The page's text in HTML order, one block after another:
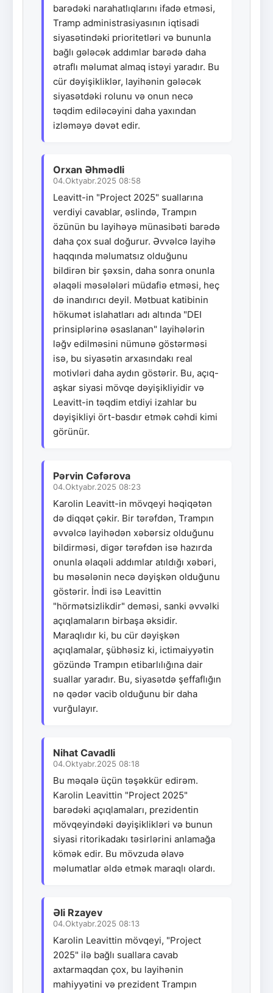
barədəki narahatlıqlarını ifadə etməsi,
Tramp administrasiyasının iqtisadi
siyasətindəki prioritetləri və bununla
bağlı gələcək addımlar barədə daha
ətraflı məlumat almaq istəyi yaradır. Bu
cür dəyişikliklər, layihənin gələcək
siyasətdəki rolunu və onun necə
təqdim ediləcəyini daha yaxından
izləməyə dəvət edir.
Orxan Əhmədli
04.Oktyabr.2025 08:58
Leavitt-in "Project 2025" suallarına
verdiyi cavablar, əslində, Trampın
özünün bu layihəyə münasibəti barədə
daha çox sual doğurur. Əvvəlcə layihə
haqqında məlumatsız olduğunu
bildirən bir şəxsin, daha sonra onunla
əlaqəli məsələləri müdafiə etməsi, heç
də inandırıcı deyil. Mətbuat katibinin
hökumət islahatları adı altında "DEI
prinsiplərinə əsaslanan" layihələrin
ləğv edilməsini nümunə göstərməsi
isə, bu siyasətin arxasındakı real
motivləri daha aydın göstərir. Bu, açıq-
aşkar siyasi mövqe dəyişikliyidir və
Leavitt-in təqdim etdiyi izahlar bu
dəyişikliyi ört-basdır etmək cəhdi kimi
görünür.
Pərvin Cəfərova
04.Oktyabr.2025 08:23
Karolin Leavitt-in mövqeyi həqiqətən
də diqqət çəkir. Bir tərəfdən, Trampın
əvvəlcə layihədən xəbərsiz olduğunu
bildirməsi, digər tərəfdən isə hazırda
onunla əlaqəli addımlar atıldığı xəbəri,
bu məsələnin necə dəyişkən olduğunu
göstərir. İndi isə Leavittin
"hörmətsizlikdir" deməsi, sanki əvvəlki
açıqlamaların birbaşa əksidir.
Maraqlıdır ki, bu cür dəyişkən
açıqlamalar, şübhəsiz ki, ictimaiyyətin
gözündə Trampın etibarlılığına dair
suallar yaradır. Bu, siyasətdə şeffaflığın
nə qədər vacib olduğunu bir daha
vurğulayır.
Nihat Cavadli
04.Oktyabr.2025 08:18
Bu məqalə üçün təşəkkür edirəm.
Karolin Leavittin "Project 2025"
barədəki açıqlamaları, prezidentin
mövqeyindəki dəyişiklikləri və bunun
siyasi ritorikadakı təsirlərini anlamağa
kömək edir. Bu mövzuda əlavə
məlumatlar əldə etmək maraqlı olardı.
Əli Rzayev
04.Oktyabr.2025 08:13
Karolin Leavittin mövqeyi, "Project
2025" ilə bağlı suallara cavab
axtarmaqdan çox, bu layihənin
mahiyyətini və prezident Trampın